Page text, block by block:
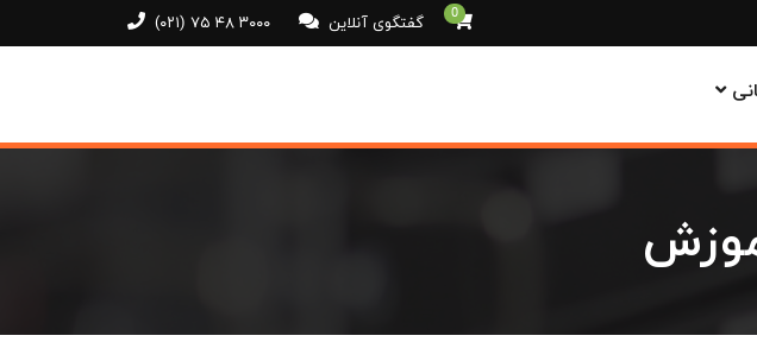
(۰۲۱) ۷۵ ۴۸ ۳۰۰۰ گفتگوی آنلاین 0